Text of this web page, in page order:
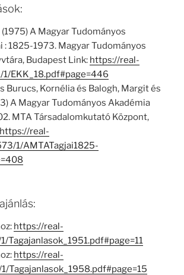
(1975) A Magyar Tudományos
: 1825-1973. Magyar Tudományos
Budapest Link: https://real-
EKK_18.pdf#page=446
Burucs, Kornélia és Balogh, Margit és
A Magyar Tudományos Akadémia
MTA Társadalomkutató Központ,
https://real-
1/AMTATagjai1825-
https://real-
Tagajanlasok_1951.pdf#page=11
https://real-
Tagajanlasok_1958.pdf#page=15